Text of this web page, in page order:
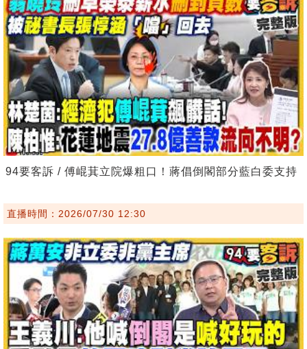
94要客訴 / 傅崐萁立院爆粗口！蔣倡倒閣部分藍白委支持
直播時間：2026/07/30 12:30